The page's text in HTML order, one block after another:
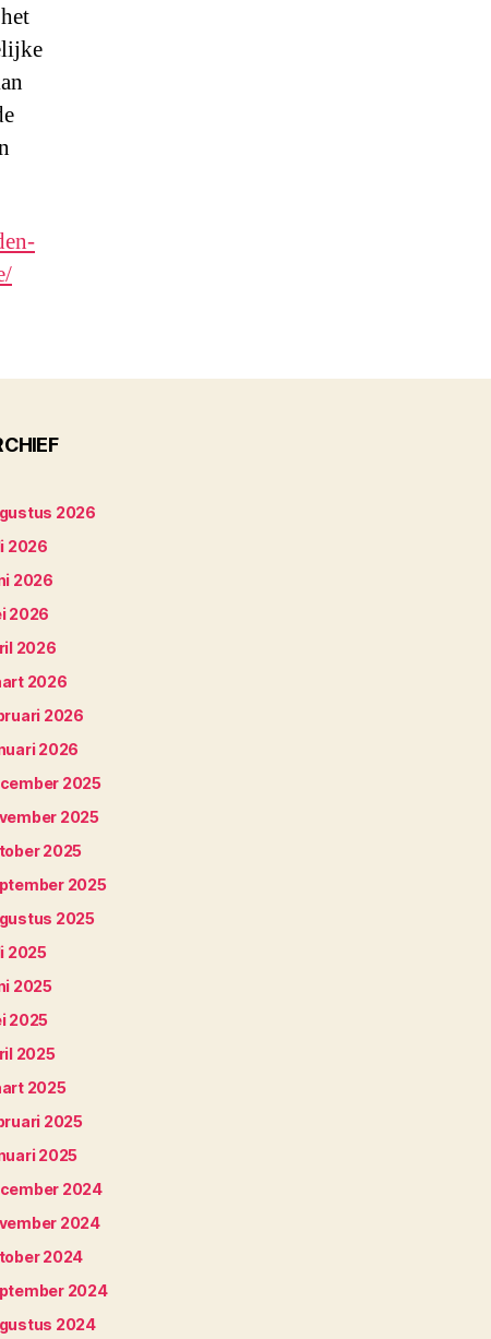
2026
2026
2026
2026
2026
2026
2026
2026
2025
2025
2025
2025
2025
2025
2025
2025
2025
2025
2025
2025
2024
2024
2024
2024
2024